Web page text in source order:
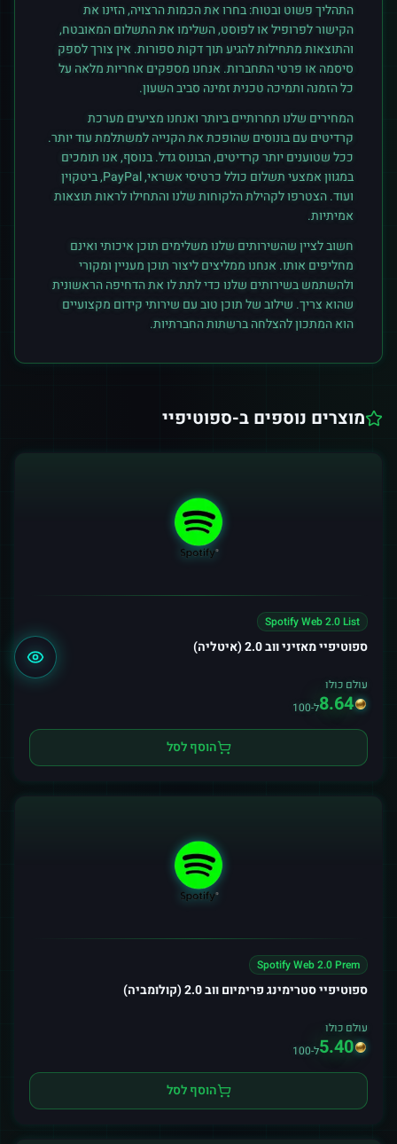
התהליך פשוט ובטוח: בחרו את הכמות הרצויה, הזינו את
הקישור לפרופיל או לפוסט, השלימו את התשלום המאובטח,
והתוצאות מתחילות להגיע תוך דקות ספורות. אין צורך לספק
סיסמה או פרטי התחברות. אנחנו מספקים אחריות מלאה על
כל הזמנה ותמיכה טכנית זמינה סביב השעון.
המחירים שלנו תחרותיים ביותר ואנחנו מציעים מערכת
קרדיטים עם בונוסים שהופכת את הקנייה למשתלמת עוד יותר.
ככל שטוענים יותר קרדיטים, הבונוס גדל. בנוסף, אנו תומכים
במגוון אמצעי תשלום כולל כרטיסי אשראי, PayPal, ביטקוין
ועוד. הצטרפו לקהילת הלקוחות שלנו והתחילו לראות תוצאות
אמיתיות.
חשוב לציין שהשירותים שלנו משלימים תוכן איכותי ואינם
מחליפים אותו. אנחנו ממליצים ליצור תוכן מעניין ומקורי
ולהשתמש בשירותים שלנו כדי לתת לו את הדחיפה הראשונית
שהוא צריך. שילוב של תוכן טוב עם שירותי קידום מקצועיים
הוא המתכון להצלחה ברשתות החברתיות.
מוצרים נוספים ב-ספוטיפיי
Spotify Web 2.0 List
ספוטיפיי מאזיני ווב 2.0 (איטליה)
עולם כולו
8.64ל-100
הוסף לסל
Spotify Web 2.0 Prem
ספוטיפיי סטרימינג פרימיום ווב 2.0 (קולומביה)
עולם כולו
5.40ל-100
הוסף לסל